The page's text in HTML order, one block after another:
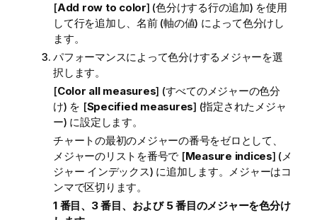
[Add row to color] (色分けする行の追加) を使用
して行を追加し、名前 (軸の値) によって色分けし
ます。
パフォーマンスによって色分けするメジャーを選
択します。
[Color all measures] (すべてのメジャーの色分
け) を [Specified measures] (指定されたメジャ
ー) に設定します。
チャートの最初のメジャーの番号をゼロとして、
メジャーのリストを番号で [Measure indices] (メ
ジャー インデックス) に追加します。メジャーはコ
ンマで区切ります。
1 番目、3 番目、および 5 番目のメジャーを色分け